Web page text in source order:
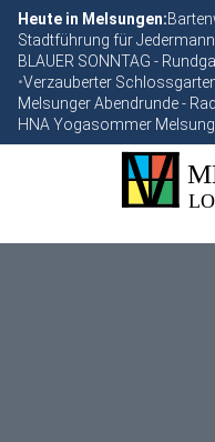
Heute in Melsungen:
Stadtführung für Jedermann
BLAUER SONNTAG -
•Verzauberter
Melsunger Abendrunde -
HNA Yogasommer